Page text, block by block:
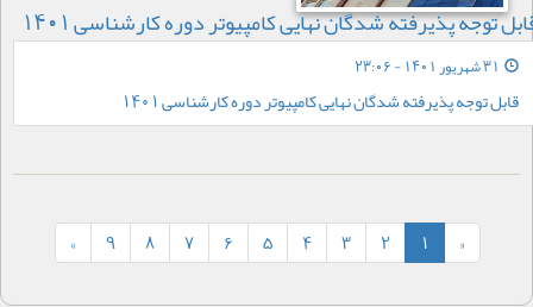
توجه پذیرفته شدگان نهایی کامپیوتر دوره کارشناسی 1401
قابل توجه پذیرفته شدگان نهایی کامپیوتر دوره کارشناسی 1401
«
1
2
3
4
5
6
7
8
9
»